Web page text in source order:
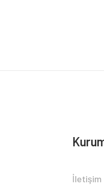
İletişim